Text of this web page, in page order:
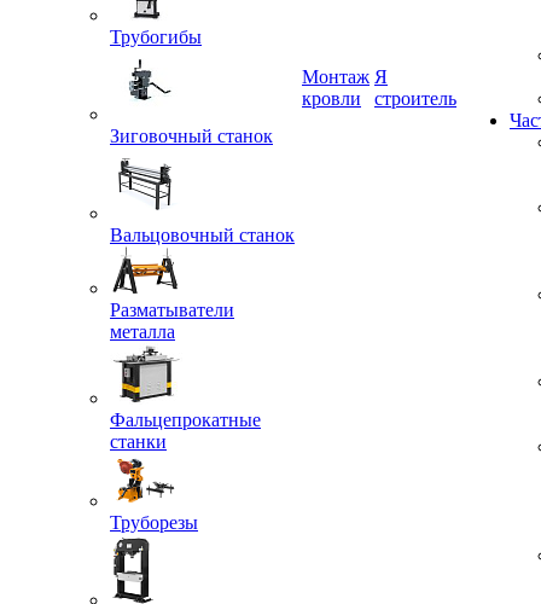
Трубогибы
Зиговочный станок
Вальцовочный станок
Разматыватели
металла
Фальцепрокатные
станки
Труборезы
Монтаж
Я